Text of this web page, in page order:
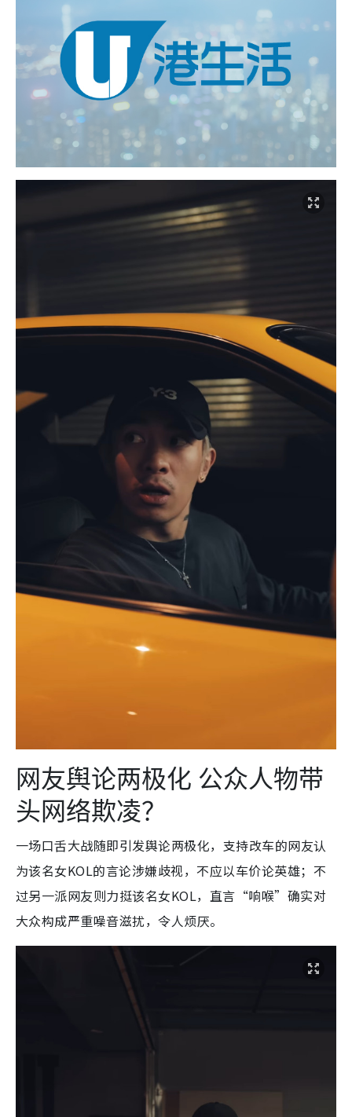
网友舆论两极化 公众人物带
头网络欺凌？
一场口舌大战随即引发舆论两极化，支持改车的网友认
为该名女KOL的言论涉嫌歧视，不应以车价论英雄；不
过另一派网友则力挺该名女KOL，直言“响喉”确实对
大众构成严重噪音滋扰，令人烦厌。